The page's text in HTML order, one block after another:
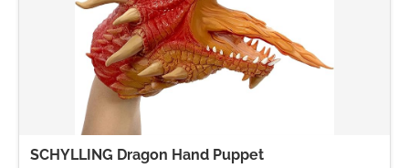
SCHYLLING Dragon Hand Puppet